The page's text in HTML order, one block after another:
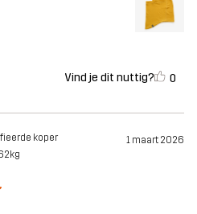
Vind je dit nuttig? 0
koper 1 maart 2026